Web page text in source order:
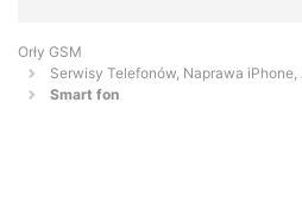
Orły GSM
Serwisy Telefonów, Naprawa
Smart fon